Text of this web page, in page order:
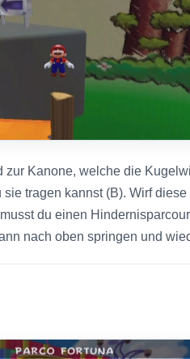
zur Kanone, welche die
sie tragen kannst (B). Wirf
du einen
nach oben springen und